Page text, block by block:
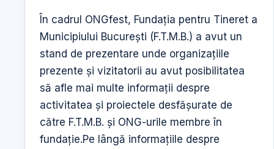
În cadrul ONGfest, Fundaţia pentru Tineret a
Municipiului Bucureşti (F.T.M.B.) a avut un
stand de prezentare unde organizaţiile
prezente şi vizitatorii au avut posibilitatea
să afle mai multe informaţii despre
activitatea şi proiectele desfăşurate de
către F.T.M.B. şi ONG-urile membre în
fundaţie.Pe lângă informaţiile despre